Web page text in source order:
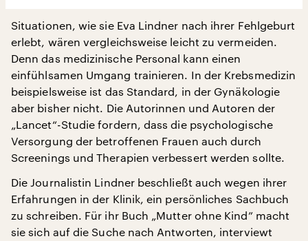
Situationen, wie sie Eva Lindner nach ihrer Fehlgeburt
erlebt, wären vergleichsweise leicht zu vermeiden.
Denn das medizinische Personal kann einen
einfühlsamen Umgang trainieren. In der Krebsmedizin
beispielsweise ist das Standard, in der Gynäkologie
aber bisher nicht. Die Autorinnen und Autoren der
„Lancet“-Studie fordern, dass die psychologische
Versorgung der betroffenen Frauen auch durch
Screenings und Therapien verbessert werden sollte.
Die Journalistin Lindner beschließt auch wegen ihrer
Erfahrungen in der Klinik, ein persönliches Sachbuch
zu schreiben. Für ihr Buch „Mutter ohne Kind” macht
sie sich auf die Suche nach Antworten, interviewt